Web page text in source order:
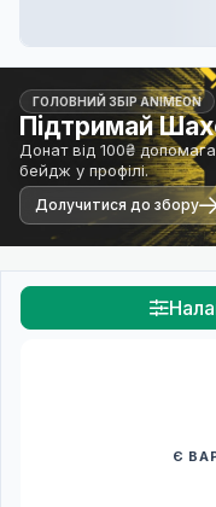
ГОЛОВНИЙ ЗБІР ANIMEON
Підтримай
Донат від 100₴
бейдж у профілі.
Долучитися до збору
Є